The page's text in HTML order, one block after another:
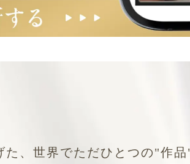
た、世界でただひとつの"作